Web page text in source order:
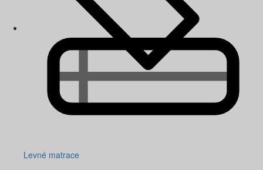
Levné matrace